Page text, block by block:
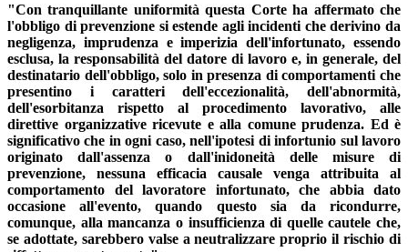
"Con tranquillante uniformità questa Corte ha affermato che
l'obbligo di prevenzione si estende agli incidenti che derivino da
negligenza, imprudenza e imperizia dell'infortunato, essendo
esclusa, la responsabilità del datore di lavoro e, in generale, del
destinatario dell'obbligo, solo in presenza di comportamenti che
presentino i caratteri dell'eccezionalità, dell'abnormità,
dell'esorbitanza rispetto al procedimento lavorativo, alle
direttive organizzative ricevute e alla comune prudenza. Ed è
significativo che in ogni caso, nell'ipotesi di infortunio sul lavoro
originato dall'assenza o dall'inidoneità delle misure di
prevenzione, nessuna efficacia causale venga attribuita al
comportamento del lavoratore infortunato, che abbia dato
occasione all'evento, quando questo sia da ricondurre,
comunque, alla mancanza o insufficienza di quelle cautele che,
se adottate, sarebbero valse a neutralizzare proprio il rischio di